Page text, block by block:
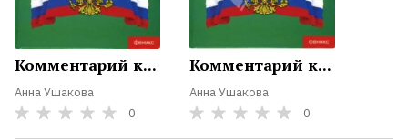
Комментарий к...
Анна Ушакова
0
Комментарий к...
Анна Ушакова
0